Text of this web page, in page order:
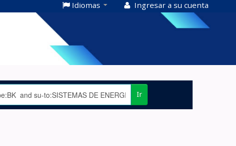
Idiomas Ingresar a su cuenta
Ir